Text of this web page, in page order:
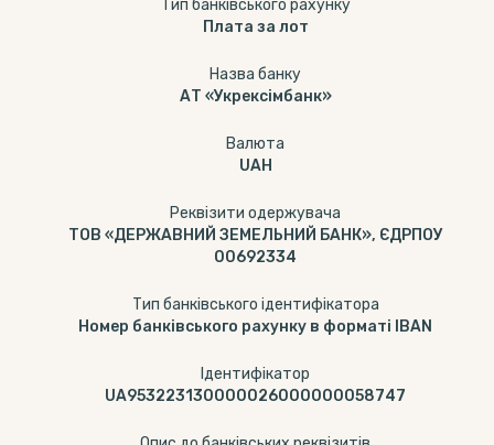
Тип банкiвського рахунку
Плата за лот
Назва банку
АТ «Укрексімбанк»
Валюта
UAH
Реквізити одержувача
ТОВ «ДЕРЖАВНИЙ ЗЕМЕЛЬНИЙ БАНК», ЄДРПОУ
00692334
Тип банківського ідентифікатора
Номер банківського рахунку в форматі IBAN
Ідентифікатор
UA953223130000026000000058747